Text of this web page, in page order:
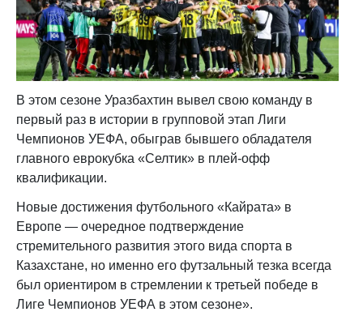
В этом сезоне Уразбахтин вывел свою команду в
первый раз в истории в групповой этап Лиги
Чемпионов УЕФА, обыграв бывшего обладателя
главного еврокубка «Селтик» в плей-офф
квалификации.
Новые достижения футбольного «Кайрата» в
Европе — очередное подтверждение
стремительного развития этого вида спорта в
Казахстане, но именно его футзальный тезка всегда
был ориентиром в стремлении к третьей победе в
Лиге Чемпионов УЕФА в этом сезоне».